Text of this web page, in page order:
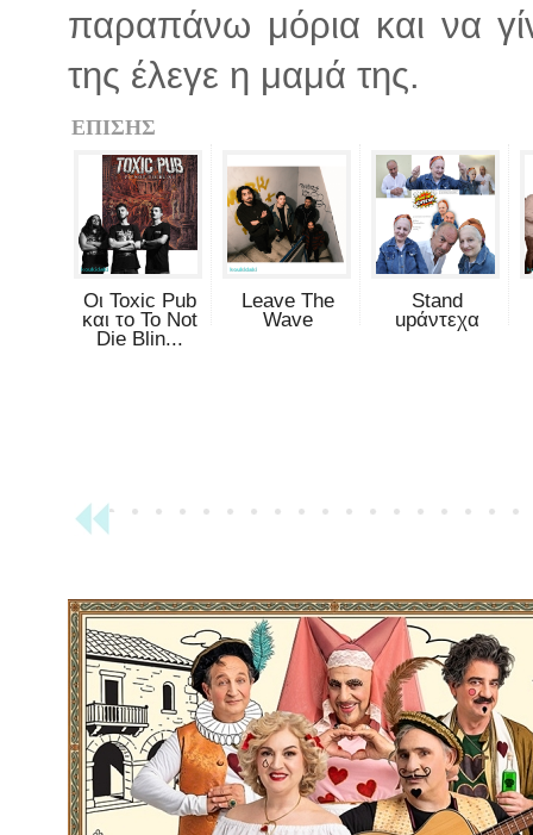
παραπάνω μόρια και να
της έλεγε η μαμά της.
ΕΠΙΣΗΣ
Οι Toxic Pub
και το To Not
Die Blin...
Leave The
Wave
Stand
upάντεχα